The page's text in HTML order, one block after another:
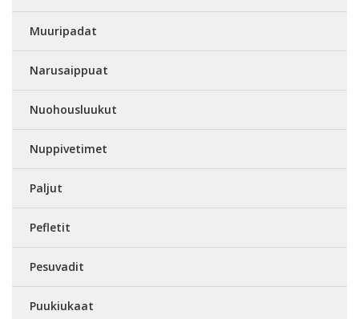
Muuripadat
Narusaippuat
Nuohousluukut
Nuppivetimet
Paljut
Pefletit
Pesuvadit
Puukiukaat